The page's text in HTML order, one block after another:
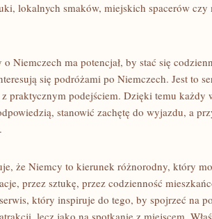
lokalnych smaków, miejskich spacerów
Niemczech ma potencjał, by stać się
się podróżami po Niemczech. Jest to
praktycznym podejściem. Dzięki temu każdy
stanowić zachętę do wyjazdu, a
że Niemcy to kierunek różnorodny, który
przez sztukę, przez codzienność
który inspiruje do tego, by spojrzeć na
lecz jako na spotkanie z miejscem.